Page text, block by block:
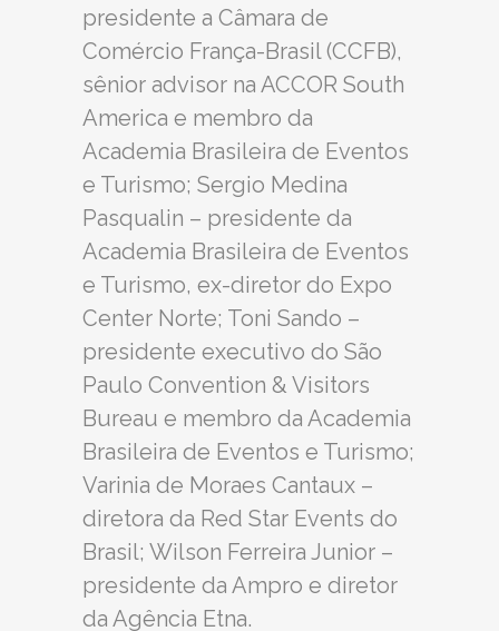
presidente a Câmara de
Comércio França-Brasil (CCFB),
sênior advisor na ACCOR South
America e membro da
Academia Brasileira de Eventos
e Turismo; Sergio Medina
Pasqualin – presidente da
Academia Brasileira de Eventos
e Turismo, ex-diretor do Expo
Center Norte; Toni Sando –
presidente executivo do São
Paulo Convention & Visitors
Bureau e membro da Academia
Brasileira de Eventos e Turismo;
Varinia de Moraes Cantaux –
diretora da Red Star Events do
Brasil; Wilson Ferreira Junior –
presidente da Ampro e diretor
da Agência Etna.